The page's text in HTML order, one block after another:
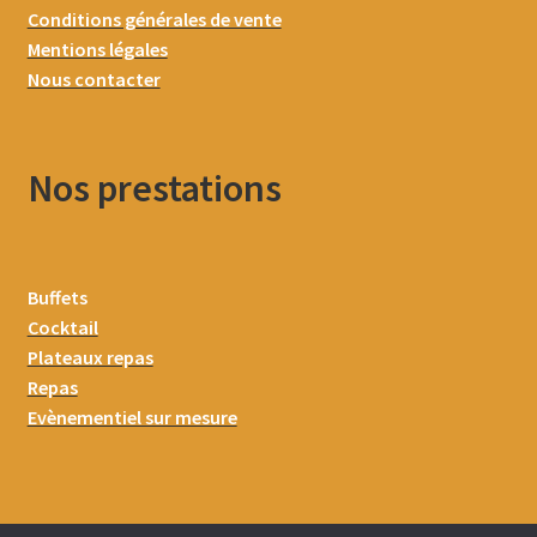
Conditions générales de vente
Mentions légales
Nous contacter
Nos prestations
Buffets
Cocktail
Plateaux repas
Repas
Evènementiel sur mesure